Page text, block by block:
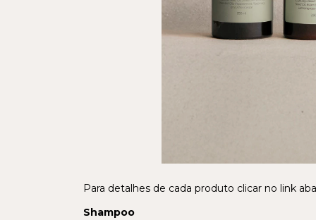
Para detalhes de cada produto clicar no link
Shampoo